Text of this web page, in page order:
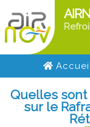
Quelles sont
sur le